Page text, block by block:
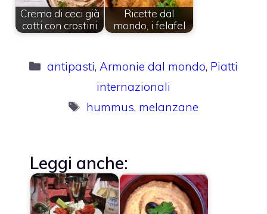
Crema di ceci già
cotti con crostini
Ricette dal
mondo, i felafel
Categorie
antipasti,Armonie dal mondo, Piatti
internazionali
Tag
hummus, melanzane
Leggi anche: